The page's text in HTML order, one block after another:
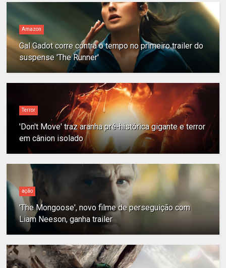
Amazon
Gal Gadot corre contra o tempo no primeiro trailer do
suspense 'The Runner'
Terror
'Don't Move' traz aranha pré-histórica gigante e terror
em cânion isolado
ação
'The Mongoose', novo filme de perseguição com
Liam Neeson, ganha trailer